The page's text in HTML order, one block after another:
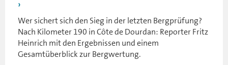
Wer sichert sich den Sieg in der letzten Bergprüfung?
Nach Kilometer 190 in Côte de Dourdan: Reporter Fritz
Heinrich mit den Ergebnissen und einem
Gesamtüberblick zur Bergwertung.